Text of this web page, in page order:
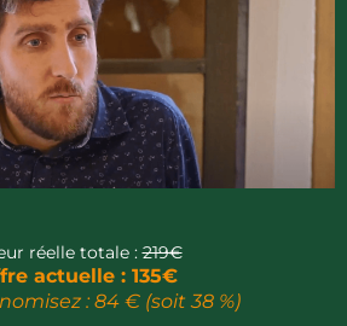
réelle totale :219€
actuelle : 135€
: 84 € (soit 38 %)